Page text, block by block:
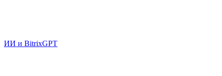
ИИ и BitrixGPT